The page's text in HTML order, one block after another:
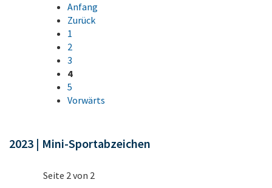
Anfang
Zurück
1
2
3
4
5
Vorwärts
2023 | Mini-Sportabzeichen
Seite 2 von 2